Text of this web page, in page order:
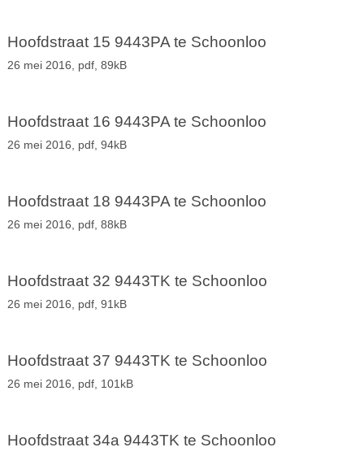
Hoofdstraat 15 9443PA te Schoonloo
26 mei 2016, pdf, 89kB
Hoofdstraat 16 9443PA te Schoonloo
26 mei 2016, pdf, 94kB
Hoofdstraat 18 9443PA te Schoonloo
26 mei 2016, pdf, 88kB
Hoofdstraat 32 9443TK te Schoonloo
26 mei 2016, pdf, 91kB
Hoofdstraat 37 9443TK te Schoonloo
26 mei 2016, pdf, 101kB
Hoofdstraat 34a 9443TK te Schoonloo